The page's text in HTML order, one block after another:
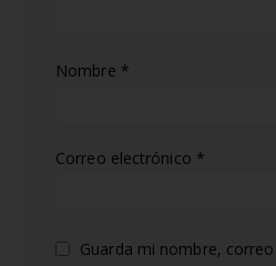
Nombre *
Correo electrónico *
Guarda mi nombre,